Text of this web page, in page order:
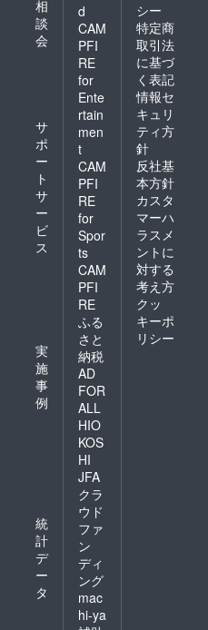
相
談
会
サ
ポ
ー
ト
サ
ー
ビ
ス
実
施
事
例
統
計
デ
ー
タ
d
CAM
PFI
RE
for
Ente
rtain
men
t
CAM
PFI
RE
for
Spor
ts
CAM
PFI
RE
ふる
さと
納税
AD
FOR
ALL
HIO
KOS
HI
JFA
クラ
ウド
ファ
ン
ディ
ング
mac
hi-ya
シー
特定商
取引法
に基づ
く表記
情報セ
キュリ
ティ方
針
反社基
本方針
カスタ
マーハ
ラスメ
ントに
対する
考え方
クッ
キーポ
リシー